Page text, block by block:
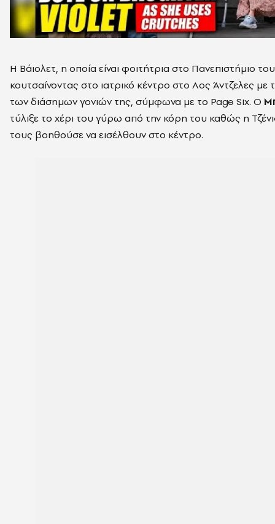
Η Βάιολετ, η οποία είναι φοιτήτρια στο Πανεπιστήμιο
κουτσαίνοντας στο ιατρικό κέντρο στο Λος Άντζελες με
των διάσημων γονιών της, σύμφωνα με το Page Six. Ο
τύλιξε το χέρι του γύρω από την κόρη του καθώς η
τους βοηθούσε να εισέλθουν στο κέντρο.